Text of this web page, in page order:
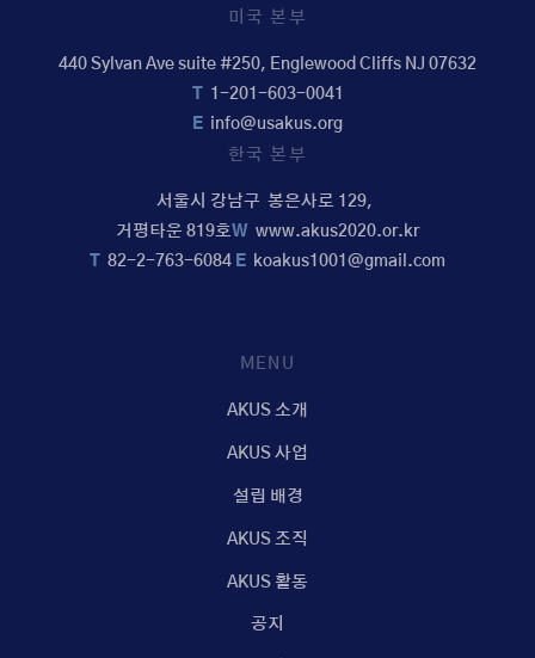
미국 본부
440 Sylvan Ave suite #250, Englewood Cliffs NJ 07632
T1-201-603-0041
E info@usakus.org
한국 본부
서울시 강남구 봉은사로 129,
거평타운 819호W www.akus2020.or.kr
82-2-763-6084 E koakus1001@gmail.com
MENU
AKUS 소개
AKUS 사업
설립 배경
AKUS 조직
AKUS 활동
공지